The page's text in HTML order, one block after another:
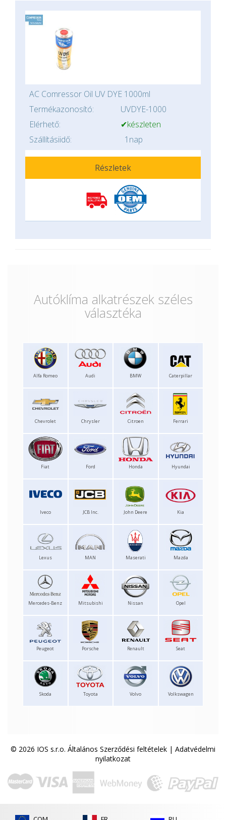
AC Comressor Oil UV DYE 1000ml
Termékazonosító:
UVDYE-1000
Elérhető:
✔készleten
Szállításiidő:
1nap
Részletek
Autóklíma alkatrészek széles
választéka
Alfa Romeo Audi BMW Caterpillar
Chevrolet Chrysler Citroen Ferrari
Fiat Ford Honda Hyundai
Iveco JCB Inc. John Deere Kia
Lexus MAN Maserati Mazda
Mercedes-Benz Mitsubishi Nissan Opel
Peugeot Porsche Renault Seat
Skoda Toyota Volvo Volkswagen
© 2026 IOS s.r.o. Általános Szerződési feltételek | Adatvédelmi
nyilatkozat